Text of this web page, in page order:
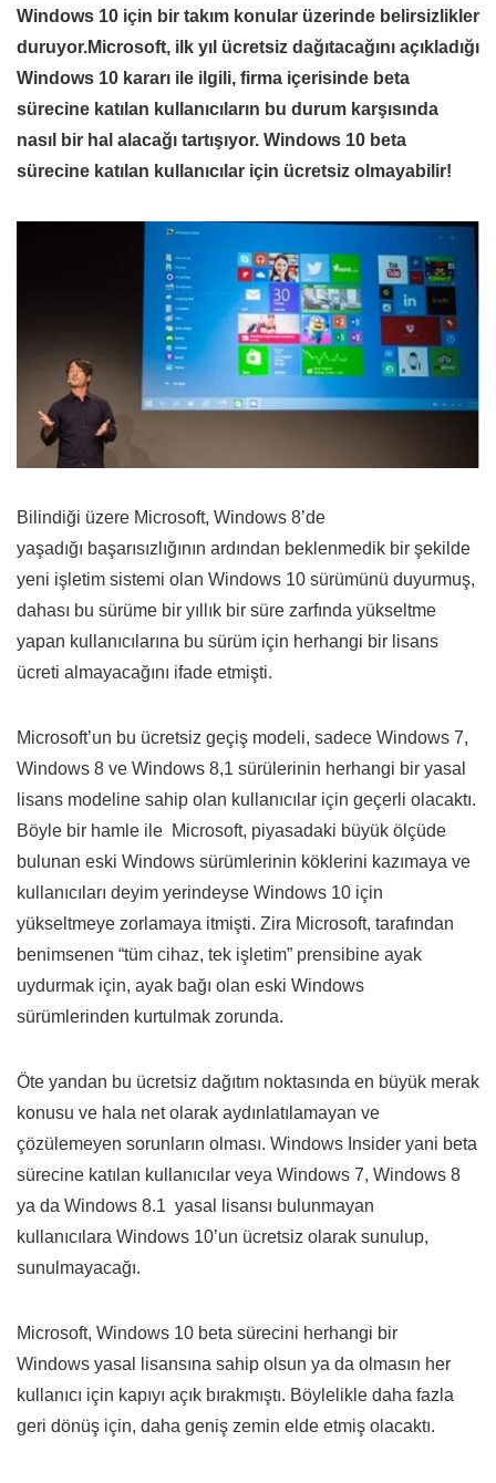
Windows 10 için bir takım konular üzerinde belirsizlikler
duruyor.Microsoft, ilk yıl ücretsiz dağıtacağını açıkladığı
Windows 10 kararı ile ilgili, firma içerisinde beta
sürecine katılan kullanıcıların bu durum karşısında
nasıl bir hal alacağı tartışıyor. Windows 10 beta
sürecine katılan kullanıcılar için ücretsiz olmayabilir!
Bilindiği üzere Microsoft, Windows 8’de
yaşadığı başarısızlığının ardından beklenmedik bir şekilde
yeni işletim sistemi olan Windows 10 sürümünü duyurmuş,
dahası bu sürüme bir yıllık bir süre zarfında yükseltme
yapan kullanıcılarına bu sürüm için herhangi bir lisans
ücreti almayacağını ifade etmişti.
Microsoft’un bu ücretsiz geçiş modeli, sadece Windows 7,
Windows 8 ve Windows 8,1 sürülerinin herhangi bir yasal
lisans modeline sahip olan kullanıcılar için geçerli olacaktı.
Böyle bir hamle ile Microsoft, piyasadaki büyük ölçüde
bulunan eski Windows sürümlerinin köklerini kazımaya ve
kullanıcıları deyim yerindeyse Windows 10 için
yükseltmeye zorlamaya itmişti. Zira Microsoft, tarafından
benimsenen “tüm cihaz, tek işletim” prensibine ayak
uydurmak için, ayak bağı olan eski Windows
sürümlerinden kurtulmak zorunda.
Öte yandan bu ücretsiz dağıtım noktasında en büyük merak
konusu ve hala net olarak aydınlatılamayan ve
çözülemeyen sorunların olması. Windows Insider yani beta
sürecine katılan kullanıcılar veya Windows 7, Windows 8
ya da Windows 8.1 yasal lisansı bulunmayan
kullanıcılara Windows 10’un ücretsiz olarak sunulup,
sunulmayacağı.
Microsoft, Windows 10 beta sürecini herhangi bir
Windows yasal lisansına sahip olsun ya da olmasın her
kullanıcı için kapıyı açık bırakmıştı. Böylelikle daha fazla
geri dönüş için, daha geniş zemin elde etmiş olacaktı.